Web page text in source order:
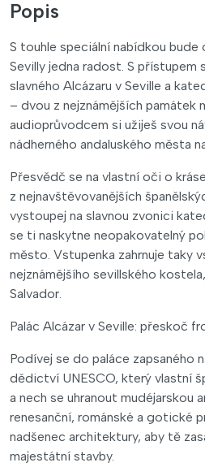
Popis
S touhle speciální nabídkou bude
Sevilly jedna radost. S
slavného Alcázaru v Seville a
– dvou z nejznámějších památek
audioprůvodcem si užiješ svou
nádherného andaluského města
Přesvědč se na vlastní oči o
z nejnavštěvovanějších
vystoupej na slavnou zvonici
se ti naskytne neopakovatelný
město. Vstupenka zahrnuje taky
nejznámějšího sevillského
Salvador.
Palác Alcázar v Seville: přeskoč
Podívej se do paláce zapsaného
dědictví UNESCO, který vlastní
a nech se uhranout mudéjarskou
renesanční, románské a gotické
nadšenec architektury, aby tě
majestátní stavby.